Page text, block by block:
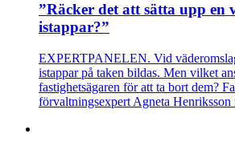
”Räcker det att sätta upp en
istappar?”
EXPERTPANELEN. Vid
istappar på taken bildas. Men vilket
fastighetsägaren för att ta bort dem?
förvaltningsexpert Agneta Henriksson